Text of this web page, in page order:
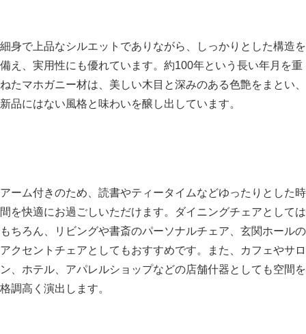
細身で上品なシルエットでありながら、しっかりとした構造を
備え、実用性にも優れています。約100年という長い年月を重
ねたマホガニー材は、美しい木目と深みのある色艶をまとい、
新品にはない風格と味わいを醸し出しています。
アーム付きのため、読書やティータイムなどゆったりとした時
間を快適にお過ごしいただけます。ダイニングチェアとしては
もちろん、リビングや書斎のパーソナルチェア、玄関ホールの
アクセントチェアとしてもおすすめです。また、カフェやサロ
ン、ホテル、アパレルショップなどの店舗什器としても空間を
格調高く演出します。